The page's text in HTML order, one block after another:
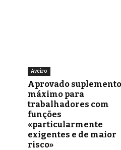
Aveiro
Aprovado suplemento
máximo para
trabalhadores com
funções
«particularmente
exigentes e de maior
risco»